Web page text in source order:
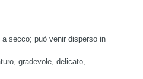
secco; può venir disperso in
gradevole, delicato,